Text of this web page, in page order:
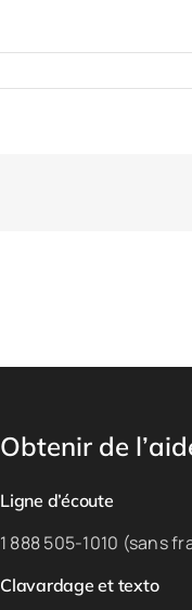
Obtenir de
Ligne d’écoute
1 888 505-1010 (sans
Clavardage et texto